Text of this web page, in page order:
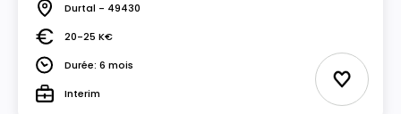
Lieu Durtal - 49430
Salaire20-25 K€
DuréeDurée: 6 mois
TypeInterim Ajouter